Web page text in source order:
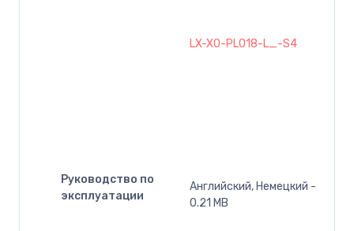
Руководство по
эксплуатации
LX-XO-PL018-L_-S4
Английский, Немецкий -
0.21 MB